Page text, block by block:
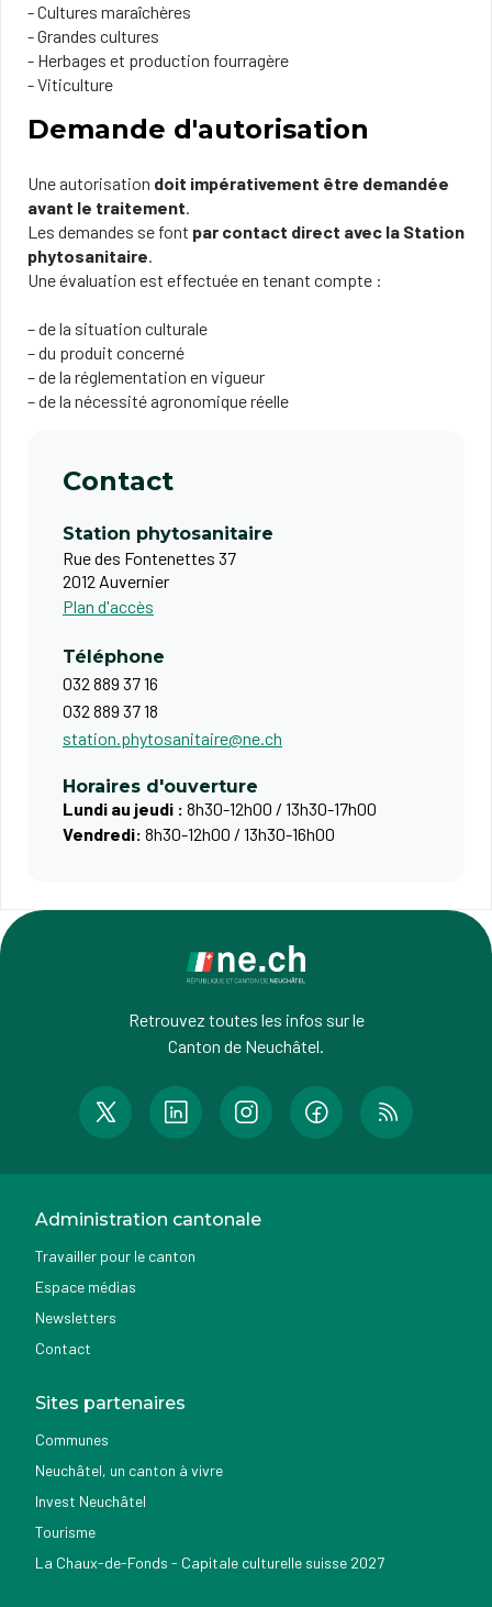
- Cultures maraîchères
- Grandes cultures
- Herbages et production fourragère
- Viticulture
Demande d'autorisation
Une autorisation doit impérativement être demandée
avant le traitement.
Les demandes se font par contact direct avec la Station
phytosanitaire.
Une évaluation est effectuée en tenant compte :
– de la situation culturale
– du produit concerné
– de la réglementation en vigueur
– de la nécessité agronomique réelle
Contact
Station phytosanitaire
Rue des Fontenettes 37
2012 Auvernier
Plan d'accès
Téléphone
032 889 37 16
032 889 37 18
station.phytosanitaire@ne.ch
Horaires d'ouverture
Lundi au jeudi : 8h30-12h00 / 13h30-17h00
Vendredi: 8h30-12h00 / 13h30-16h00
Retrouvez toutes les infos sur le
Canton de Neuchâtel.
Administration cantonale
Travailler pour le canton
Espace médias
Newsletters
Contact
Sites partenaires
Communes
Neuchâtel, un canton à vivre
Invest Neuchâtel
Tourisme
La Chaux-de-Fonds - Capitale culturelle suisse 2027